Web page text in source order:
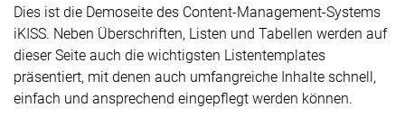
Dies ist die Demoseite des Content-Management-Systems
iKISS. Neben Überschriften, Listen und Tabellen werden auf
dieser Seite auch die wichtigsten Listentemplates
präsentiert, mit denen auch umfangreiche Inhalte schnell,
einfach und ansprechend eingepflegt werden können.